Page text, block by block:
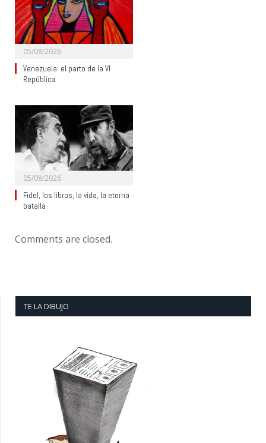
05/08/2026
Venezuela: el parto de la VI
República
05/08/2026
Fidel, los libros, la vida, la eterna
batalla
Comments are closed.
TE LA DIBUJO